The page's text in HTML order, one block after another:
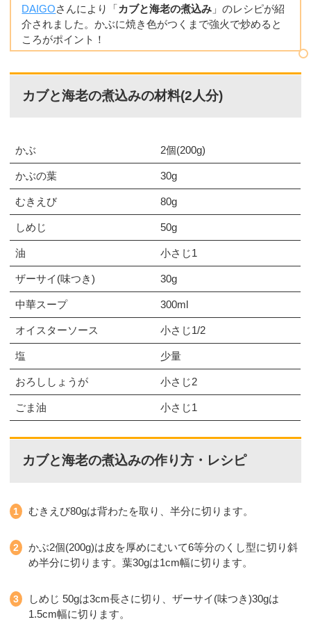
DAIGOさんにより「カブと海老の煮込み 」のレシピが紹
介されました。かぶに焼き色がつくまで強火で炒めると
ころがポイント！
カブと海老の煮込みの材料(2人分)
かぶ 2個(200g)
かぶの葉 30g
むきえび 80g
しめじ 50g
油 小さじ1
ザーサイ(味つき) 30g
中華スープ 300ml
オイスターソース 小さじ1/2
塩 少量
おろししょうが 小さじ2
ごま油 小さじ1
カブと海老の煮込みの作り方・レシピ
むきえび80gは背わたを取り、半分に切ります。
かぶ2個(200g)は皮を厚めにむいて6等分のくし型に切り斜
め半分に切ります。葉30gは1cm幅に切ります。
しめじ 50gは3cm長さに切り、ザーサイ(味つき)30gは
1.5cm幅に切ります。